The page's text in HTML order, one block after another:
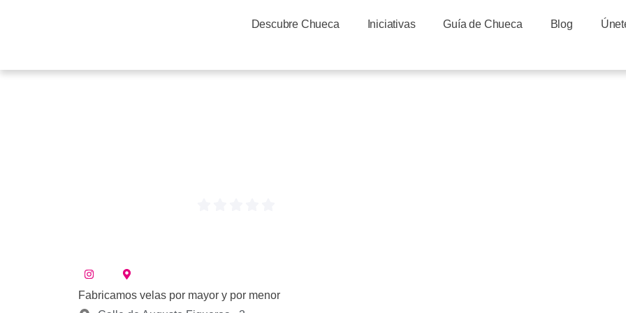
Descubre Chueca Iniciativas Guía de Chueca Blog
Fabricamos velas por mayor y por menor